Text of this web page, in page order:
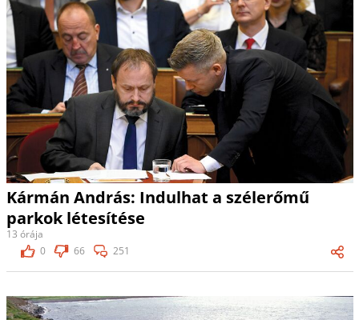
Kármán András: Indulhat a szélerőmű
parkok létesítése
13 órája
0
66 251